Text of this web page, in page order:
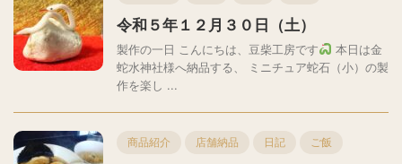
令和５年１２月３０日（土）
製作の一日 こんにちは、豆柴工房です
本日は金
蛇水神社様へ納品する、 ミニチュア蛇石（小）の製
作を楽し ...
商品紹介 店舗納品 日記 ご飯